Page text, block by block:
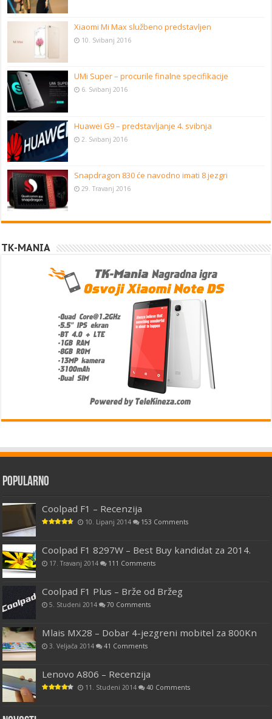
Xiaomi Mi Max službeno predstavljen
10. Svibanj 2016
UMi Super – procurile finalne specifikacije
6. Svibanj 2016
Huawei G9 – predstavljanje 4. svibnja
2. Svibanj 2016
Snapdragon 830 će navodno imati 8 jezgri
29. Travanj 2016
TK-MANIA
Popularno
Coolpad F1 – Recenzija
10. Lipanj 2014 153 Comments
Coolpad F1 8297W – Best Buy kandidat za 2014.
17. Travanj 2014 111 Comments
Coolpad F1 Plus – Brže od Bržeg
5. Studeni 2014 70 Comments
Mlais MX28 – Dobar 4-jezgreni mobitel za 800Kn
3. Veljača 2014 41 Comments
Lenovo A806 – Recenzija
11. Studeni 2014 40 Comments